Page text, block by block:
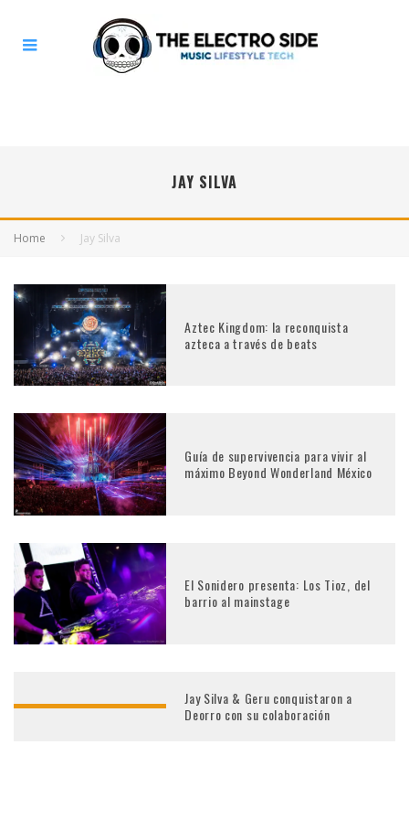
JAY SILVA
Home Jay Silva
Aztec Kingdom: la reconquista
azteca a través de beats
Guía de supervivencia para vivir al
máximo Beyond Wonderland México
El Sonidero presenta: Los Tioz, del
barrio al mainstage
Jay Silva & Geru conquistaron a
Deorro con su colaboración